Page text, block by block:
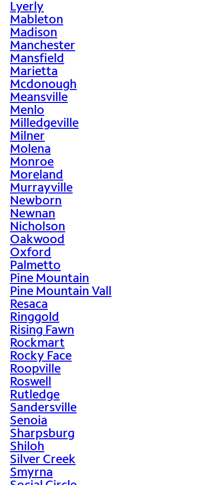
Lyerly
Mableton
Madison
Manchester
Mansfield
Marietta
Mcdonough
Meansville
Menlo
Milledgeville
Milner
Molena
Monroe
Moreland
Murrayville
Newborn
Newnan
Nicholson
Oakwood
Oxford
Palmetto
Pine Mountain
Pine Mountain Vall
Resaca
Ringgold
Rising Fawn
Rockmart
Rocky Face
Roopville
Roswell
Rutledge
Sandersville
Senoia
Sharpsburg
Shiloh
Silver Creek
Smyrna